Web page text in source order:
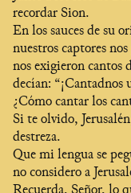
recordar Sion.
En los sauces de su
nuestros captores
nos exigieron cantos
decían: “¡Cantadnos
¿Cómo cantar los
Si te olvido,
destreza.
Que mi lengua se
no considero a